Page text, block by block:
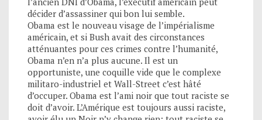
décider d’assassiner qui bon lui semble.
Obama est le nouveau visage de l’impérialisme
américain, et si Bush avait des circonstances
atténuantes pour ces crimes contre l’humanité,
Obama n’en n’a plus aucune. Il est un
opportuniste, une coquille vide que le complexe
militaro-industriel et Wall-Street c’est hâté
d’occuper. Obama est l’ami noir que tout raciste se
doit d’avoir. L’Amérique est toujours aussi raciste,